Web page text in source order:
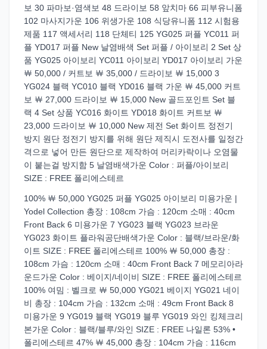
보 30 파마보·염색보 48 드라이보 58 앞치마 66 피부유니폼
102 마사지가운 106 위생가운 108 식당유니폼 112 시험용
제품 117 액세서리 118 단체티 125 YG025 퍼플 YC011 퍼
플 YD017 퍼플 New 날염배색 Set 퍼플 / 아이보리 2 Set 상
품 YG025 아이보리 YC011 아이보리 YD017 아이보리 가운
￦ 50,000 / 커트보 ￦ 35,000 / 드라이보 ￦ 15,000 3
YG024 블랙 YC010 블랙 YD016 블랙 가운 ￦ 45,000 커트
보 ￦ 27,000 드라이보 ￦ 15,000 New 골드포인트 Set 블
랙 4 Set 상품 YC016 화이트 YD018 화이트 커트보 ￦
23,000 드라이보 ￦ 10,000 New 제전 Set 화이트 정전기
방지 원단 정전기 방지를 위해 원단 제직시 도전사를 일정간
격으로 넣어 만든 원단으로 제작하여 머리카락이나 오염물
이 붙는걸 방지함 5 날염배색가운 Color : 퍼플/아이보리
SIZE : FREE 폴리에스테르
100% ￦ 50,000 YG025 퍼플 YG025 아이보리 미용가운 |
Yodel Collection 총장 : 108cm 가슴 : 120cm 소매 : 40cm
Front Back 6 미용가운 7 YG023 블랙 YG023 브라운
YG023 화이트 플라워공단배색가운 Color : 블랙/브라운/화
이트 SIZE : FREE 폴리에스테르 100% ￦ 50,000 총장 :
108cm 가슴 : 120cm 소매 : 40cm Front Back 7 메모리아라
운드가운 Color : 베이지/네이비 SIZE : FREE 폴리에스테르
100% 여밈 : 벨크로 ￦ 50,000 YG021 베이지 YG021 네이
비 총장 : 104cm 가슴 : 132cm 소매 : 49cm Front Back 8
미용가운 9 YG019 블랙 YG019 블루 YG019 와인 킹체크리
본가운 Color : 블랙/블루/와인 SIZE : FREE 나일론 53% •
폴리에스테르 47% ￦ 45,000 총장 : 104cm 가슴 : 116cm